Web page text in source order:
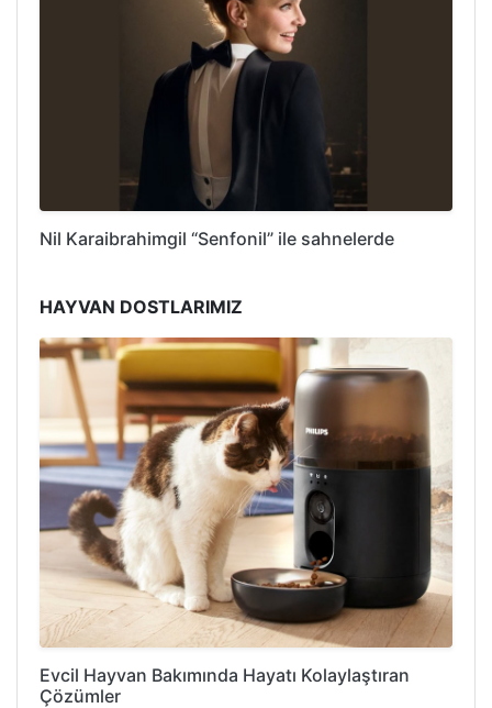
Nil Karaibrahimgil “Senfonil” ile sahnelerde
HAYVAN DOSTLARIMIZ
Evcil Hayvan Bakımında Hayatı Kolaylaştıran
Çözümler